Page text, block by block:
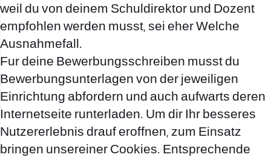
weil du von deinem Schuldirektor und Dozent
empfohlen werden musst, sei eher Welche
Ausnahmefall.
Fur deine Bewerbungsschreiben musst du
Bewerbungsunterlagen von der jeweiligen
Einrichtung abfordern und auch aufwarts deren
Internetseite runterladen. Um dir Ihr besseres
Nutzererlebnis drauf eroffnen, zum Einsatz
bringen unsereiner Cookies. Entsprechende